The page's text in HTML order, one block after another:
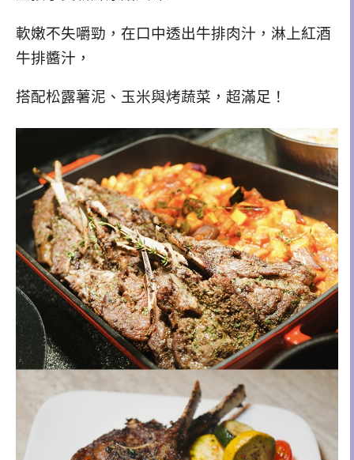
軟嫩不失嚼勁，在口中透出牛排肉汁，淋上紅酒
牛排醬汁，
搭配松露薯泥、玉米與烤蔬菜，超滿足！